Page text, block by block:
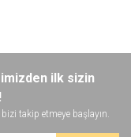
ilk sizin
takip etmeye başlayın.